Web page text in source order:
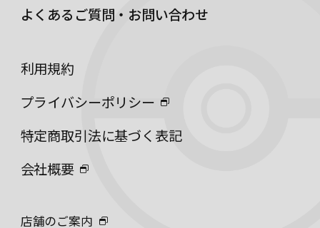
よくあるご質問・お問い合わせ
利用規約
プライバシーポリシー
特定商取引法に基づく表記
会社概要
店舗のご案内